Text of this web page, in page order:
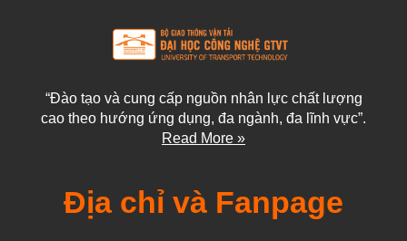
“Đào tạo và cung cấp nguồn nhân lực chất lượng
cao theo hướng ứng dụng, đa ngành, đa lĩnh vực”.
Read More »
Địa chỉ và Fanpage